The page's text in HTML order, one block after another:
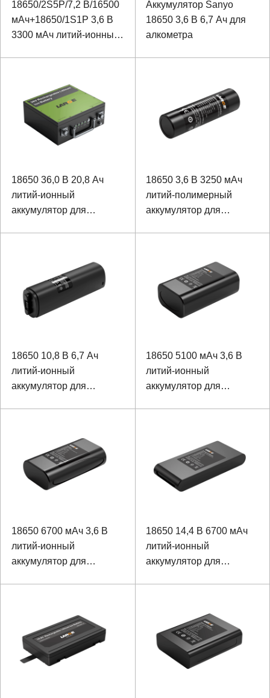
18650/2S5P/7,2 В/16500
мАч+18650/1S1P 3,6 В
3300 мАч литий-ионный
Аккумулятор Sanyo
18650 3,6 В 6,7 Ач для
алкометра
18650 36,0 В 20,8 Ач
литий-ионный
аккумулятор для
18650 3,6 В 3250 мАч
литий-полимерный
аккумулятор для
18650 10,8 В 6,7 Ач
литий-ионный
аккумулятор для
18650 5100 мАч 3,6 В
литий-ионный
аккумулятор для
18650 6700 мАч 3,6 В
литий-ионный
аккумулятор для
18650 14,4 В 6700 мАч
литий-ионный
аккумулятор для